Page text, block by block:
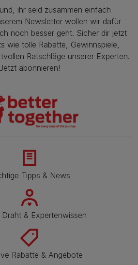
ihr seid zusammen einfach
Newsletter wollen wir dafür
noch besser geht. Sicher dir jetzt
wie tolle Rabatte, Gewinnspiele,
Ratschläge unserer Experten.
Jetzt abonnieren!
Tipps & News
Draht & Expertenwissen
Rabatte & Angebote